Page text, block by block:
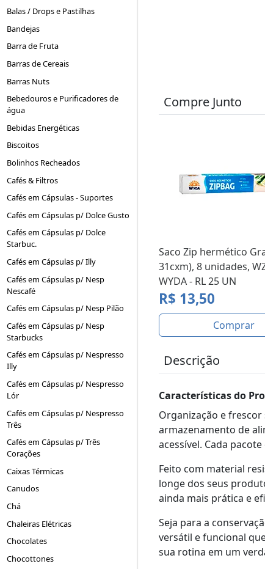
Balas / Drops e Pastilhas
Bandejas
Barra de Fruta
Barras de Cereais
Barras Nuts
Bebedouros e Purificadores de
água
Bebidas Energéticas
Biscoitos
Bolinhos Recheados
Cafés & Filtros
Cafés em Cápsulas - Suportes
Cafés em Cápsulas p/ Dolce Gusto
Cafés em Cápsulas p/ Dolce
Starbuc.
Cafés em Cápsulas p/ Illy
Cafés em Cápsulas p/ Nesp
Nescafé
Cafés em Cápsulas p/ Nesp Pilão
Cafés em Cápsulas p/ Nesp
Starbucks
Cafés em Cápsulas p/ Nespresso
Illy
Cafés em Cápsulas p/ Nespresso
Lór
Cafés em Cápsulas p/ Nespresso
Três
Cafés em Cápsulas p/ Três
Corações
Caixas Térmicas
Canudos
Chá
Chaleiras Elétricas
Chocolates
Chocottones
Compre Junto
Saco Zip hermético
31cxm), 8 unidades,
WYDA - RL 25 UN
R$ 13,50
Comprar
Descrição
Características do
Organização e frescor
armazenamento de
acessível. Cada
Feito com material
longe dos seus
ainda mais prática e
Seja para a
versátil e funcional
sua rotina em um